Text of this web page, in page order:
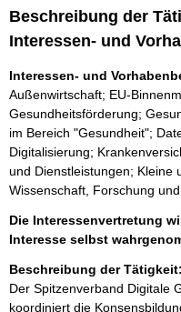
Beschreibung der
Interessen- und
Interessen- und
Außenwirtschaft; EU-
Gesundheitsförderung;
im Bereich "Gesundheit";
Digitalisierung;
und Dienstleistungen; Kleine
Wissenschaft, Forschung
Die Interessenvertretung
Interesse selbst
Beschreibung der Tätigkeit:
Der Spitzenverband Digitale
koordiniert die